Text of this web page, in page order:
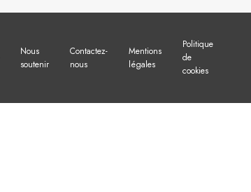
Nous
soutenir
Contactez-
nous
Mentions
légales
Politique
de
cookies